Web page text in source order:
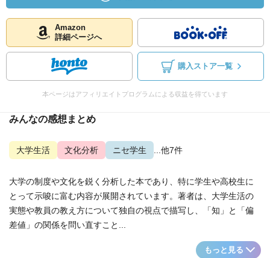
Amazon
詳細ページへ
購入ストア一覧
本ページはアフィリエイトプログラムによる収益を得ています
みんなの感想まとめ
大学生活 文化分析 ニセ学生 ...他7件
大学の制度や文化を鋭く分析した本であり、特に学生や高校生に
とって示唆に富む内容が展開されています。著者は、大学生活の
実態や教員の教え方について独自の視点で描写し、「知」と「偏
差値」の関係を問い直すこと...
もっと見る